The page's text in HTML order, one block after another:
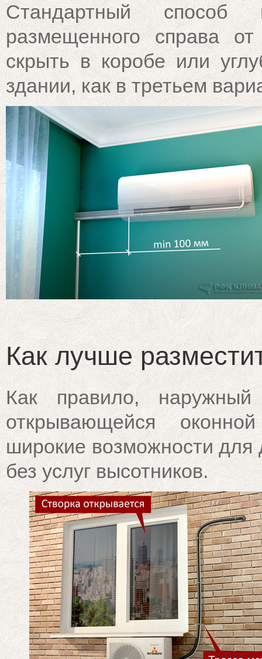
Стандартный способ
размещенного справа
скрыть в коробе или
здании, как в третьем
Как лучше
Как правило,
открывающейся
широкие возможности для
без услуг высотников.